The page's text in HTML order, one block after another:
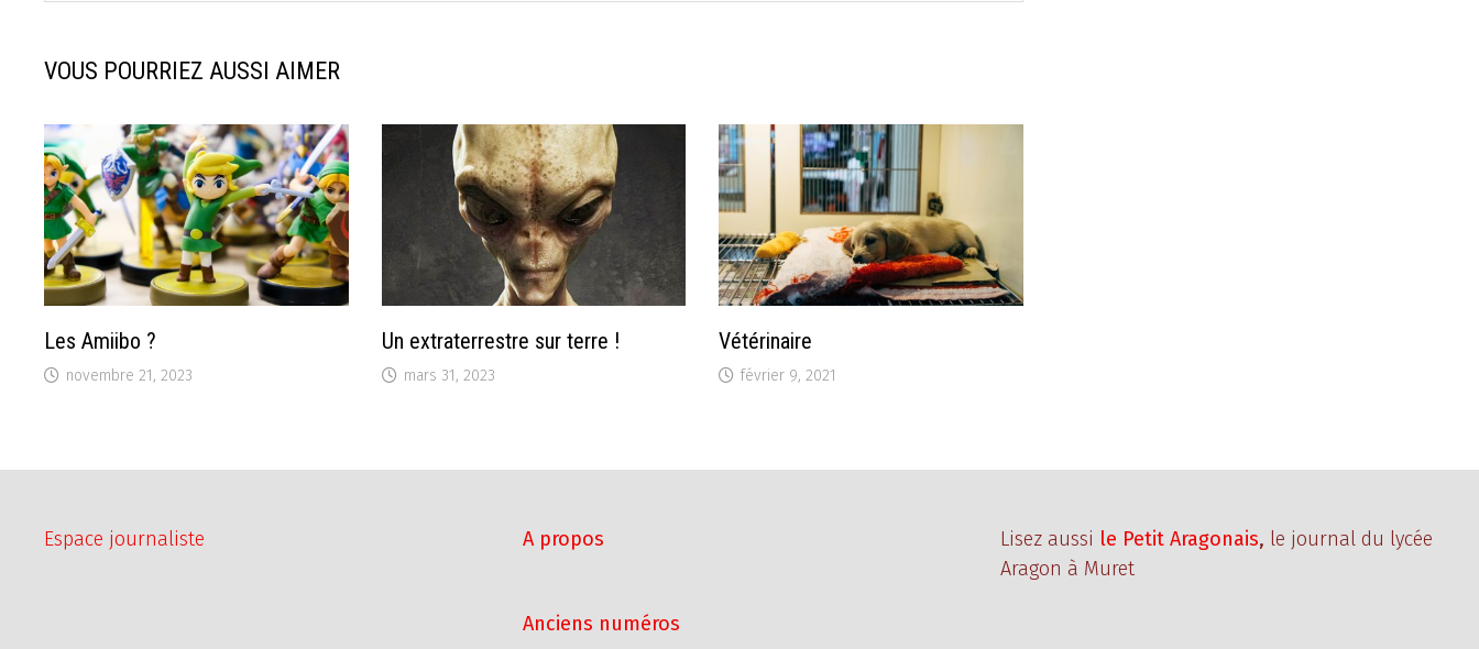
VOUS POURRIEZ AUSSI AIMER
Les Amiibo ?
novembre 21, 2023
Un extraterrestre sur terre !
mars 31, 2023
Vétérinaire
février 9, 2021
Espace journaliste A propos
Anciens numéros
Lisez aussi le Petit Aragonais, le journal du lycée
Aragon à Muret